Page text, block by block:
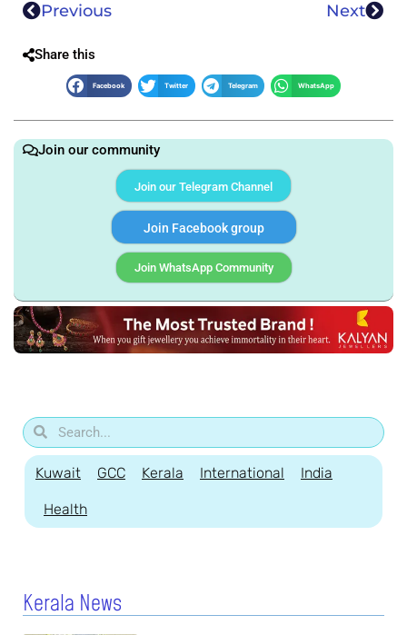
Previous Next
Share this
Facebook Twitter Telegram WhatsApp
Join our community
Join our Telegram Channel
Join Facebook group
Join WhatsApp Community
Kuwait GCC Kerala International India
Health
Kerala News